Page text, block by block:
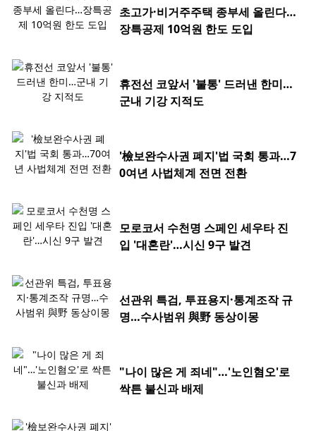
초고가·비거주주택 종부세 올린다…
장특공제 10억원 한도 도입
휴전선 코앞서 '불통' 드러낸 한미…
군내 기강 지적도
'檢보완수사권 폐지'법 국회 통과…7
0여년 사법체계 전면 전환
모로코서 수천명 스페인 세우타 진
입 '대혼란'…시신 9구 발견
선관위 특검, 투표용지·통계조작 규
명…수사범위 與野 동상이몽
"나이 많은 게 죄네"…'노인혐오'로
싹튼 불신과 배제